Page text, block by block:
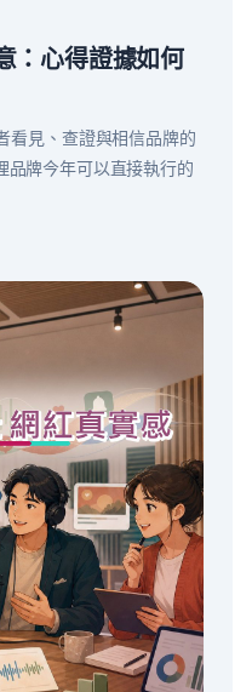
：心得證據如何
看見、查證與相信品牌的
品牌今年可以直接執行的